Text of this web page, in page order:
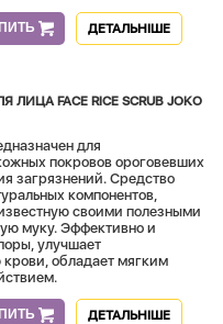
ДЕТАЛЬНІШЕ
FACE RICE SCRUB JOKO
для
покровов ороговевших
загрязнений. Средство
компонентов,
своими полезными
муку. Эффективно и
улучшает
обладает мягким
ДЕТАЛЬНІШЕ